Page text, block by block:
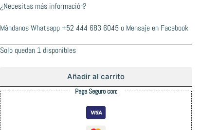
¿Necesitas más información?
Mándanos Whatsapp+52 444 683 6045 o Mensaje en Facebook
Solo quedan 1 disponibles
Añadir al carrito
Paga Seguro con: